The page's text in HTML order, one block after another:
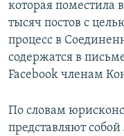
которая поместила
тысяч постов с
процесс в
содержатся в
Facebook членам
По словам
представляют